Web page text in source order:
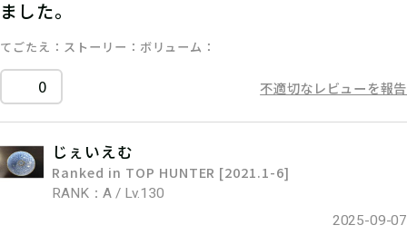
ました。
てごたえ ストーリー ボリューム
0 不適切なレビューを報告
じぇいえむ
Ranked in TOP HUNTER [2021.1-6]
RANK：A / Lv.130
2025-09-07